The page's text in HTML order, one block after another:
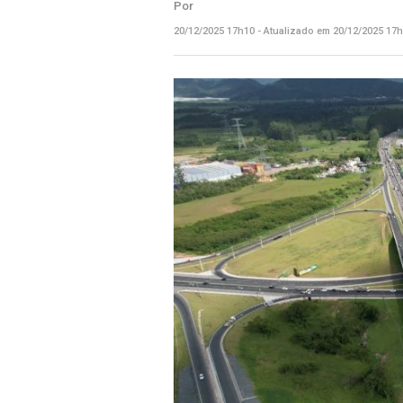
Por
20/12/2025 17h10 - Atualizado em 20/12/2025